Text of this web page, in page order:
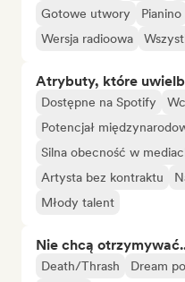
Gotowe utwory
Pianino
Wersja radioowa
Atrybuty, które
Dostępne na Spotify
Potencjał
Silna obecność w
Artysta bez kontraktu
Młody talent
Nie chcą
Death/Thrash Dream